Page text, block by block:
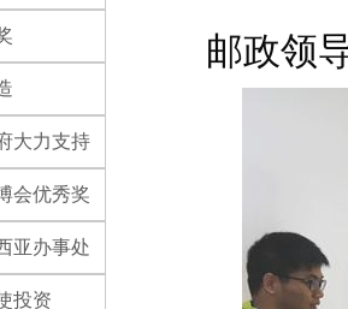
大力支持
会优秀奖
亚办事处
投资
邮政领